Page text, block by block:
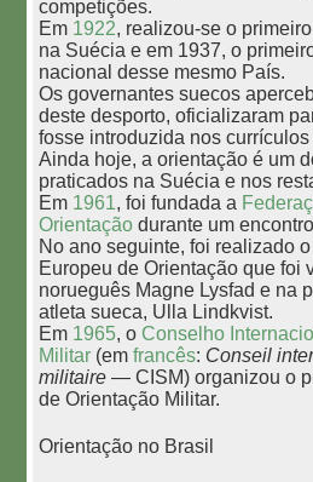
competições.
Em 1922, realizou-se o
na Suécia e em 1937, o
nacional desse mesmo País.
Os governantes suecos
deste desporto, oficializaram
fosse introduzida nos
Ainda hoje, a orientação é um
praticados na Suécia e nos
Em 1961, foi fundada a
Orientação durante um
No ano seguinte, foi realizado
Europeu de Orientação que foi
norueguês Magne Lysfad e na
atleta sueca, Ulla Lindkvist.
Em 1965, oConselho
Militar (emfrancês: Conseil
militaire — CISM) organizou o
de Orientação Militar.
Orientação no Brasil